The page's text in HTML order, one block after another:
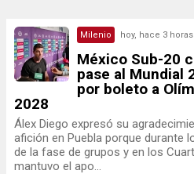
Milenio hoy, hace 3 horas
México Sub-20
pase al Mundial
por boleto a
2028
Álex Diego expresó su
afición en Puebla porque durante
de la fase de grupos y en los
mantuvo el apo...